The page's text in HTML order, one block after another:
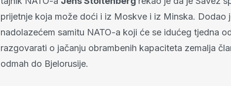
prijetnje koja može doći i iz Moskve i iz Minska. Dodao
nadolazećem samitu NATO-a koji će se idućeg tjedna
razgovarati o jačanju obrambenih kapaciteta zemalja
odmah do Bjelorusije.